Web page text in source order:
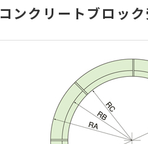
コンクリートブロッ